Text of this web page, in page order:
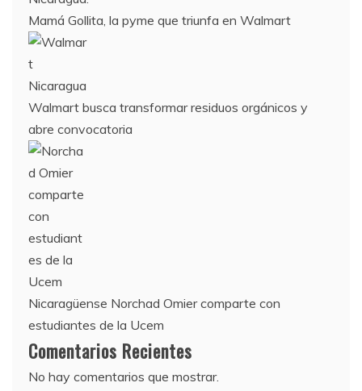
Mamá Gollita, la pyme que triunfa en Walmart
Walmart busca transformar residuos orgánicos y
abre convocatoria
Nicaragüense Norchad Omier comparte con
estudiantes de la Ucem
Comentarios Recientes
No hay comentarios que mostrar.